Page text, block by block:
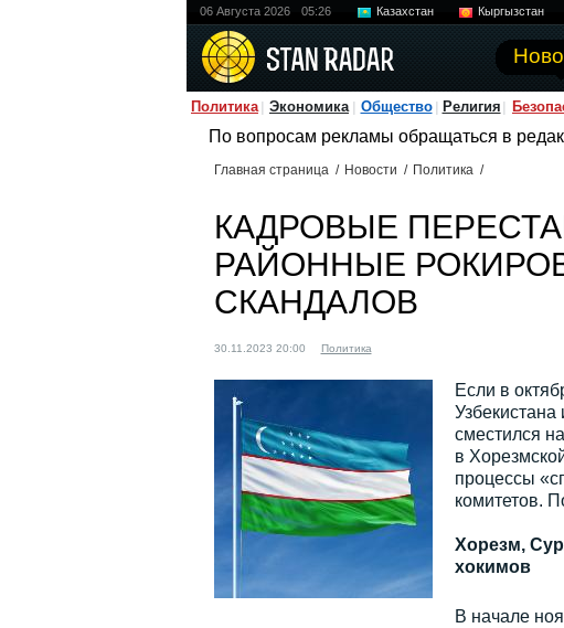
06 Августа 2026 05:26 Казахстан Кыргызстан
Политика Экономика Общество Религия
По вопросам рекламы обращаться в
Главная страница / Новости / Политика /
КАДРОВЫЕ
РАЙОННЫЕ
СКАНДАЛОВ
30.11.2023 20:00 Политика
Если в
сместился
в
процессы
комитетов.
Хорезм,
хокимов
В начале